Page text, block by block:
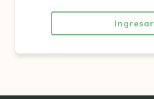
Ingresar